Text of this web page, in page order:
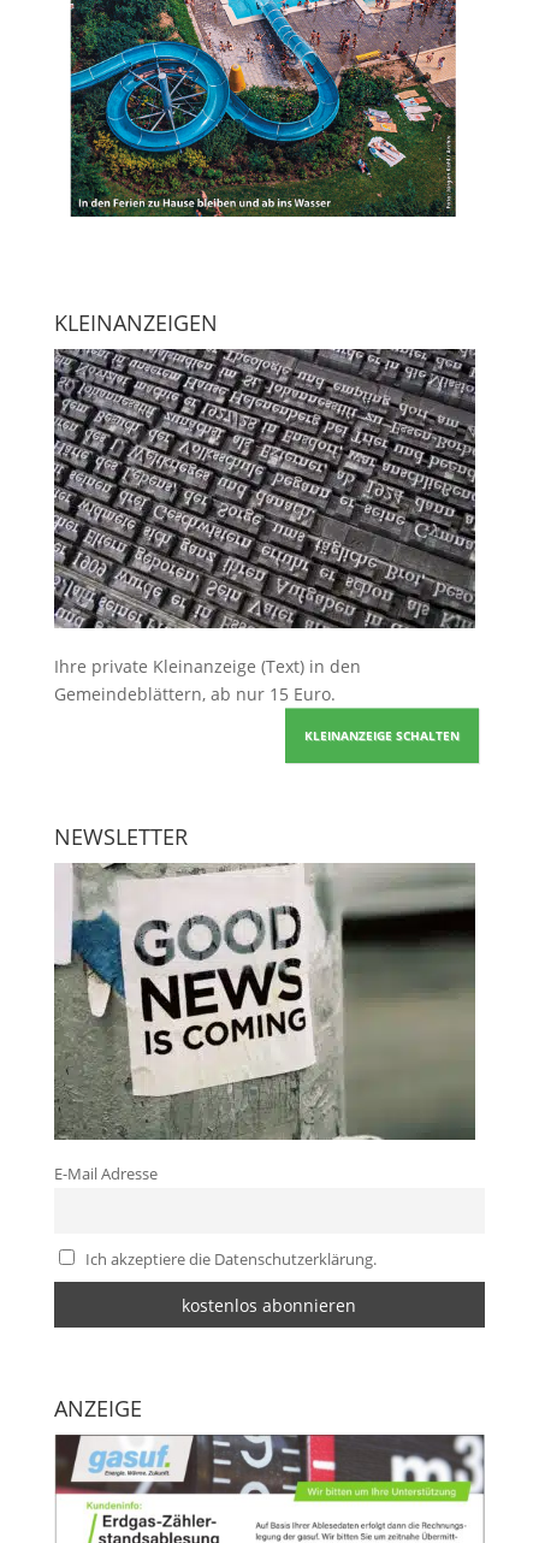
KLEINANZEIGEN
Ihre private Kleinanzeige (Text) in den
Gemeindeblättern, ab nur 15 Euro.
KLEINANZEIGE SCHALTEN
NEWSLETTER
E-Mail Adresse
Ich akzeptiere die Datenschutzerklärung.
ANZEIGE